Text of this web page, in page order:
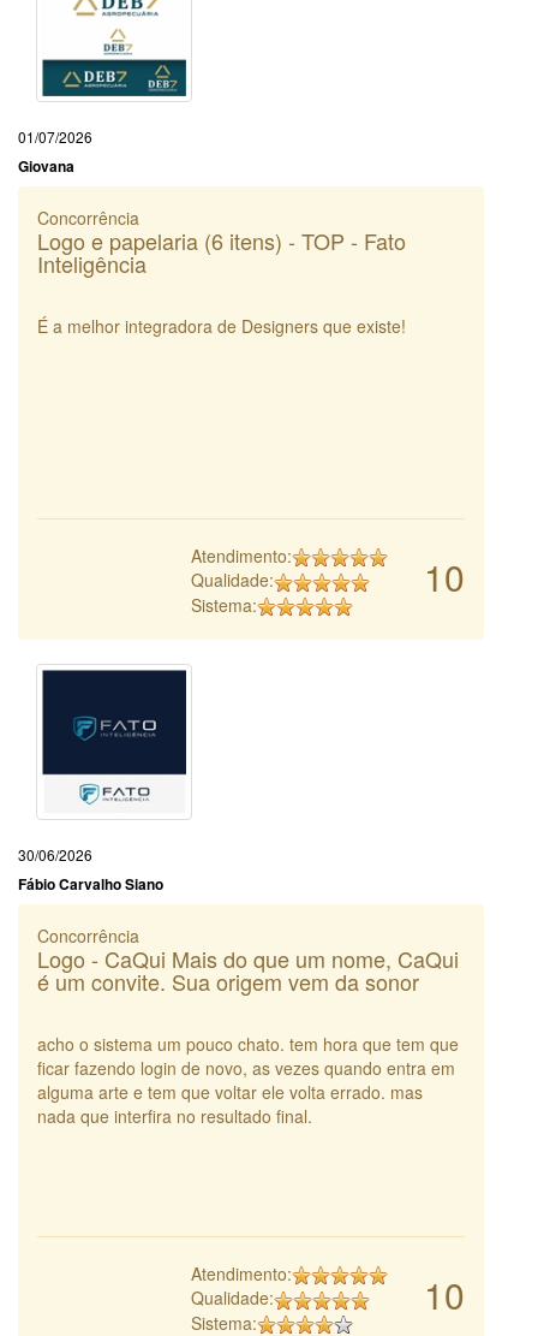
01/07/2026
Giovana
Concorrência
Logo e papelaria (6 itens) - TOP - Fato
Inteligência
É a melhor integradora de Designers que existe!
10
Atendimento:
Qualidade:
Sistema:
30/06/2026
Fábio Carvalho Siano
Concorrência
Logo - CaQui Mais do que um nome, CaQui
é um convite. Sua origem vem da sonor
acho o sistema um pouco chato. tem hora que tem que
ficar fazendo login de novo, as vezes quando entra em
alguma arte e tem que voltar ele volta errado. mas
nada que interfira no resultado final.
10
Atendimento:
Qualidade:
Sistema: